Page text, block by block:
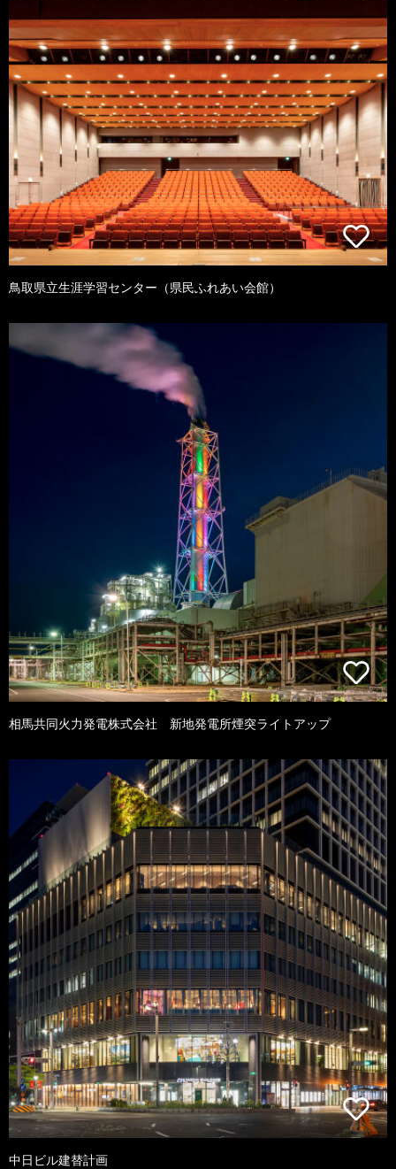
鳥取県立生涯学習センター（県民ふれあい会館）
相馬共同火力発電株式会社 新地発電所煙突ライトアップ
中日ビル建替計画